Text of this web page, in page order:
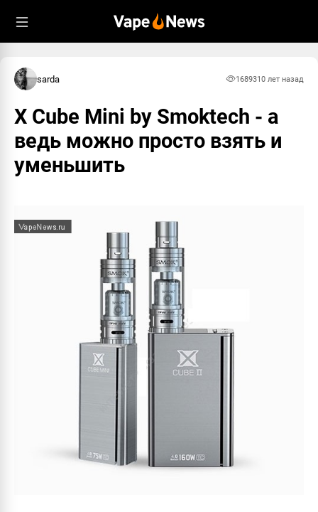
sarda 1689310 лет назад
X Cube Mini by Smoktech - а
ведь можно просто взять и
уменьшить